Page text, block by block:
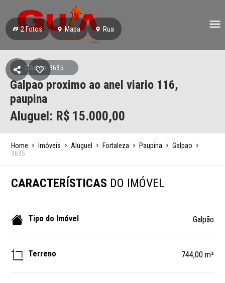
2Fotos Mapa Rua
Código: 3695
Galpao proximo ao anel viario 116,
paupina
Aluguel: R$ 15.000,00
Home Imóveis Aluguel Fortaleza Paupina
Galpao
3695
CARACTERÍSTICAS DO IMÓVEL
Tipo do Imóvel Galpão
Terreno 744,00 m²